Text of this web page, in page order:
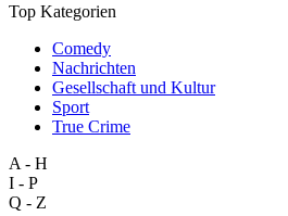
Top Kategorien
Comedy
Nachrichten
Gesellschaft und Kultur
Sport
True Crime
A - H
I - P
Q - Z